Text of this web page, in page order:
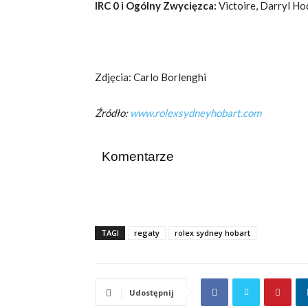
IRC 0 i Ogólny Zwycięzca: Victoire, Darryl
Zdjęcia: Carlo Borlenghi
Źródło: www.rolexsydneyhobart.com
Komentarze
TAGI regaty rolex sydney hobart
Udostępnij